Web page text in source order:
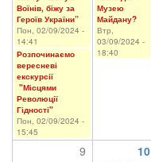
Воїнів, біжу за
Героїв України”
Пон, 02/09/2024 -
14:41
Розпочинаємо
вересневі
екскурсії
"Місцями
Революції
Гідності"
Пон, 02/09/2024 -
15:45
Музею
Майдану?
Втр,
03/09/2024 -
18:40
9 10